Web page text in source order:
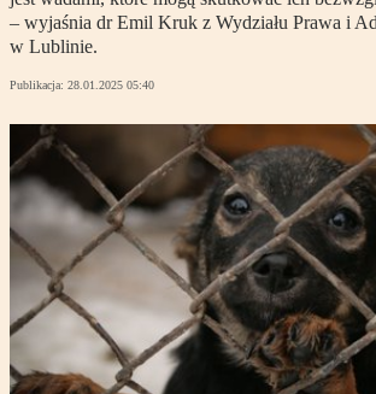
– wyjaśnia dr Emil Kruk z Wydziału Prawa i
w Lublinie.
Publikacja: 28.01.2025 05:40